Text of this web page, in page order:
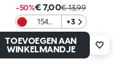
-50%€ 7,00€ 13,99
154
Alluring
Game
+3
TOEVOEGEN AAN
WINKELMANDJE